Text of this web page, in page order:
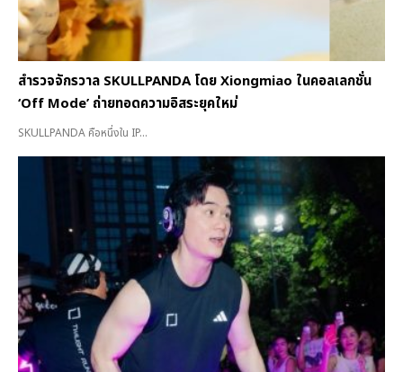
สำรวจจักรวาล SKULLPANDA โดย Xiongmiao ในคอลเลกชั่น
‘Off Mode’ ถ่ายทอดความอิสระยุคใหม่
SKULLPANDA คือหนึ่งใน IP...